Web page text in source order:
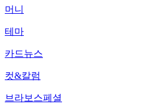
머니
테마
카드뉴스
컷&칼럼
브라보스페셜